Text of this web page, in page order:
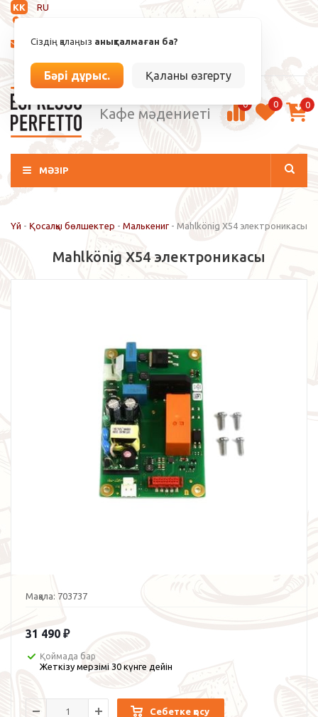
KK
RU
Сіздің қалаңыз анықталмаған ба?
Бәрі дұрыс. Қаланы өзгерту
info@espressoperfetto.kz
Кафе мәдениеті
0 0 0
МӘЗІР
Үй - Қосалқы бөлшектер - Малькениг - Mahlkönig X54 электроникасы
Mahlkönig X54 электроникасы
Мақала: 703737
31 490 ₽
Қоймада бар
Жеткізу мерзімі 30 күнге дейін
Себетке қосу